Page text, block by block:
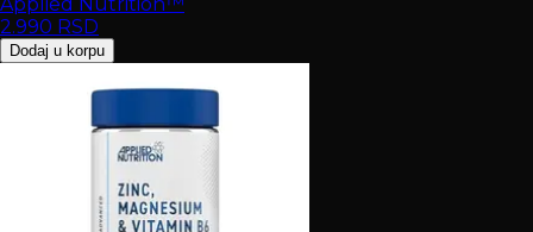
2.990 RSD
Dodaj u korpu